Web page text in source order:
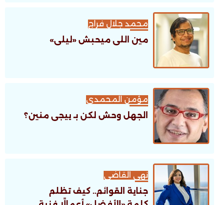
محمد جلال فراج
مين اللى ميحبش «ليلى»
مؤمن المحمدى
الجهل وحش لكن بـ ييجى منين؟
نهى القاضى
جناية القوائم.. كيف تظلم